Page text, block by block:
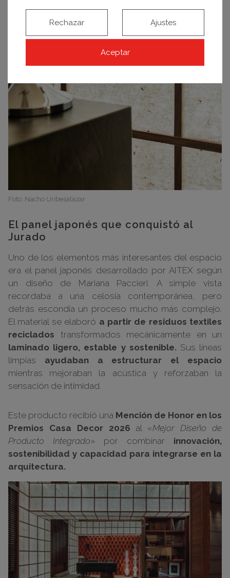
Foto: Nacho Uribesalazar
El panel japonés que conquistó al
Jurado
Uno de los elementos más interesantes del espacio
era el panel japonés desarrollado por AITEX según
un diseño de Mariana Paccieri. A simple vista
recordaba a una celosía contemporánea, pero
detrás escondía un proceso mucho más complejo.
El material se elaboró a partir de residuos textiles
reciclados transformados mecánicamente en un
laminado ligero, estable y sostenible.Sus líneas
limpias ayudaban a estructurar el espacio
mientras mejoraban la acústica y reforzaban la
sensación de intimidad.
Este producto recibió una Mención de Honor en los
Premios Casa Decor 2026 al «Mejor Diseño de
Producto Integrado» por combinar innovación,
sostenibilidad y capacidad para integrarse en la
arquitectura.
Aceptar
Rechazar Ajustes